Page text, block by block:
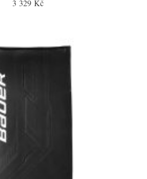
3 329 Kč